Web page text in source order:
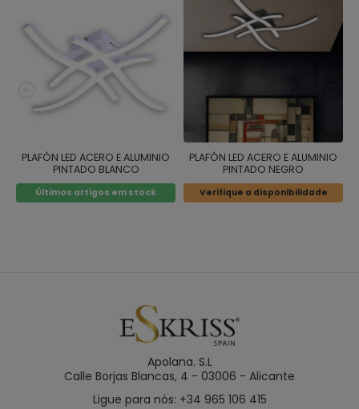
PLAFÓN LED ACERO E ALUMINIO
PINTADO BLANCO
Últimos artigos em stock
PLAFÓN LED ACERO E ALUMINIO
PINTADO NEGRO
Verifique a disponibilidade
Apolana. S.L
Calle Borjas Blancas, 4 - 03006 - Alicante
Ligue para nós: +34 965 106 415